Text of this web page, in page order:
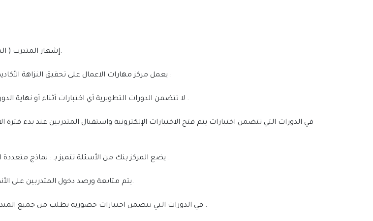
• إشعار المتدرب ( المنتحل شخصيته و المنتحل شخصية غيره ) ﺑﺎﻹﺟﺮاء اﻟﺘﺄدﻳﺒﻲ ﻗﺒﻞ اﻟﺘﻨﻔﻴﺬ.
يعمل مركز مهارات الاعمال على تحقيق النزاهة الأكاديمية في برامج التدريب الإلكتروني من خلال سياسات و إجراءات منع الغش :
• لا تتضمن الدورات التطويرية أي اختبارات أثناء أو نهاية الدورات التدريبية ، ويكون معيار التقييم فيها المشاركة الفعالة أثناء التدريب .
• يضع المركز بنك من الأسئلة تتميز بـ : نماذج متعددة الاختبار ، التوزيع العشوائي للأسئلة ، عرض سؤالا واحدًا فقط في الصفحة .
• يتم متابعة ورصد دخول المتدربين على الأنظمة الإلكترونية وتسجيل وقت الحضور و الانصراف في الاختبارات كاملة.
• في الدورات التي تتضمن اختبارات حضورية يطلب من جميع المتدربين وضع الحقائب والجوالات وأي أجهزة الكترونية في خارج قاعة الاختبار .